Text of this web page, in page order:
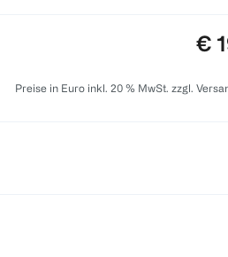
€
Preise in Euro inkl. 20 % MwSt. zzgl.